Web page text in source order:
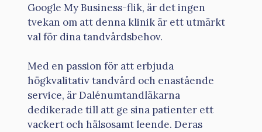
Google My Business-flik, är det ingen
tvekan om att denna klinik är ett utmärkt
val för dina tandvårdsbehov.
Med en passion för att erbjuda
högkvalitativ tandvård och enastående
service, är Dalénumtandläkarna
dedikerade till att ge sina patienter ett
vackert och hälsosamt leende. Deras